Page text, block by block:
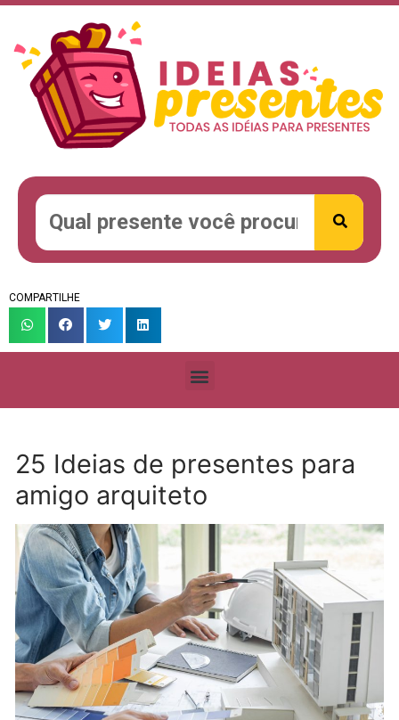
COMPARTILHE
25 Ideias de presentes para
amigo arquiteto